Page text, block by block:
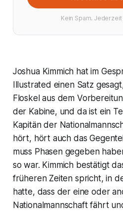
Kein Spam.
Joshua Kimmich hat im
Illustrated einen Satz
Floskel aus dem
der Kabine, und da ist ein
Kapitän der
hört, hört auch das
muss Phasen gegeben
so war. Kimmich bestätigt
früheren Zeiten spricht, in
hatte, dass der eine oder
Nationalmannschaft fährt